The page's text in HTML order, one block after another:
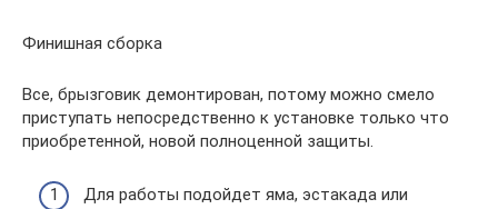
Финишная сборка
Все, брызговик демонтирован, потому можно смело
приступать непосредственно к установке только что
приобретенной, новой полноценной защиты.
Для работы подойдет яма, эстакада или